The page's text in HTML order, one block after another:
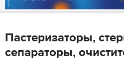
Пастеризаторы,
сепараторы,